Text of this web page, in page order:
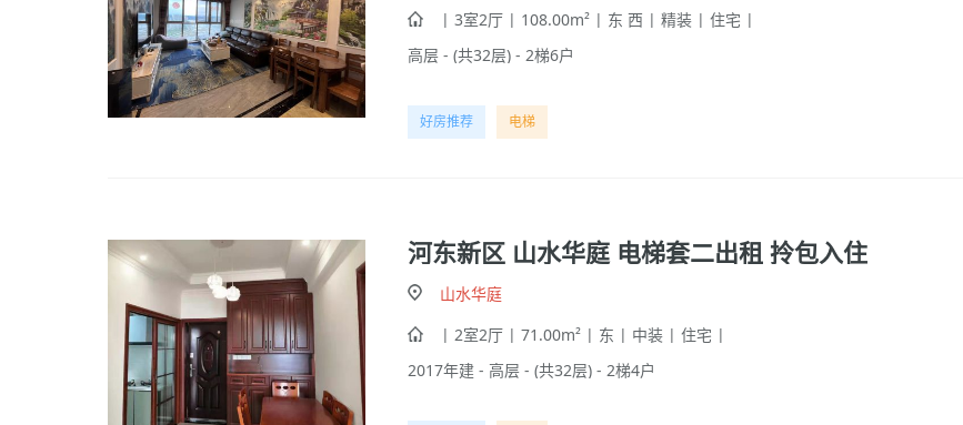
| 3室2厅 | 108.00m² | 东 西 | 精装 | 住宅 |
高层 - (共32层) - 2梯6户
好房推荐 电梯
河东新区 山水华庭 电梯套二出租 拎包入住
山水华庭
| 2室2厅 | 71.00m² | 东 | 中装 | 住宅 |
2017年建 - 高层 - (共32层) - 2梯4户